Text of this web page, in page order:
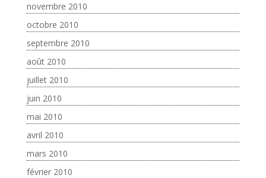
novembre 2010
octobre 2010
septembre 2010
août 2010
juillet 2010
juin 2010
mai 2010
avril 2010
mars 2010
février 2010